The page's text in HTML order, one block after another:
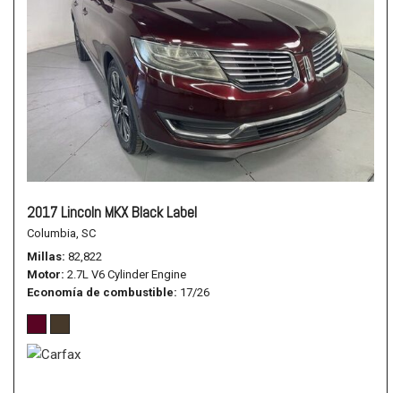
2017 Lincoln MKX Black Label
Columbia, SC
Millas 82,822
Motor 2.7L V6 Cylinder Engine
Economía de combustible 17/26